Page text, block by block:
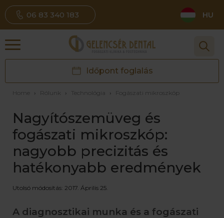
06 83 340 183 HU
Időpont foglalás
Home › Rólunk › Technológia › Fogászati mikroszkóp
Nagyítószemüveg és
fogászati mikroszkóp:
nagyobb precizitás és
hatékonyabb eredmények
Utolsó módosítás: 2017. Április 25.
A diagnosztikai munka és a fogászati